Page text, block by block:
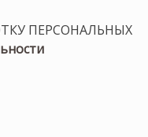
ПЕРСОНАЛЬНЫХ